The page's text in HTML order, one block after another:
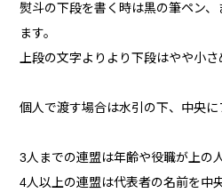
熨斗の下段を書く時は黒の筆ペン
ます。
上段の文字よりより下段はやや小さ
個人で渡す場合は水引の下、中央に
3人までの連盟は年齢や役職が上の
4人以上の連盟は代表者の名前を中